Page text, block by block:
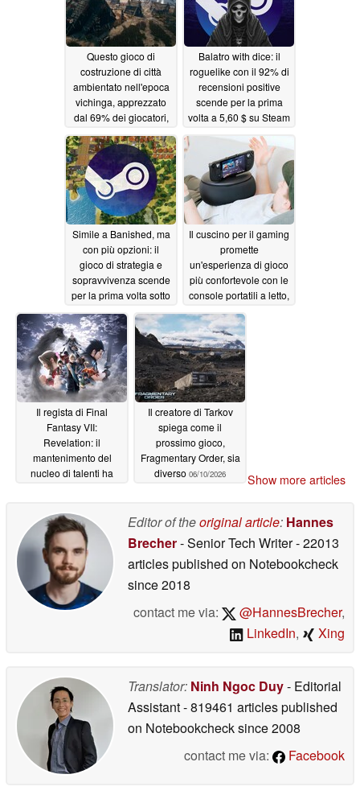
Questo gioco di
costruzione di città
ambientato nell'epoca
vichinga, apprezzato
dal 69% dei giocatori,
Steam 06/13/2026
Balatro with dice: il
roguelike con il 92% di
recensioni positive
scende per la prima
volta a 5,60 $ su Steam
Simile a Banished, ma
con più opzioni: il
gioco di strategia e
sopravvivenza scende
per la prima volta sotto
06/12/2026
Il cuscino per il gaming
promette
un'esperienza di gioco
più confortevole con le
console portatili a letto,
intorpidiscano
Il regista di Final
Fantasy VII:
Revelation: il
mantenimento del
nucleo di talenti ha
cicli di sviluppo dei
titoli AAA06/11/2026
Il creatore di Tarkov
spiega come il
prossimo gioco,
Fragmentary Order, sia
diverso 06/10/2026 Show more articles
Editor of theoriginal article: Hannes
Brecher- Senior Tech Writer- 22013
articles published on Notebookcheck
since 2018
contact me via:
@HannesBrecher,
LinkedIn, Xing
Translator: Ninh Ngoc Duy- Editorial
Assistant- 819461 articles published
on Notebookchecksince 2008
contact me via:
Facebook